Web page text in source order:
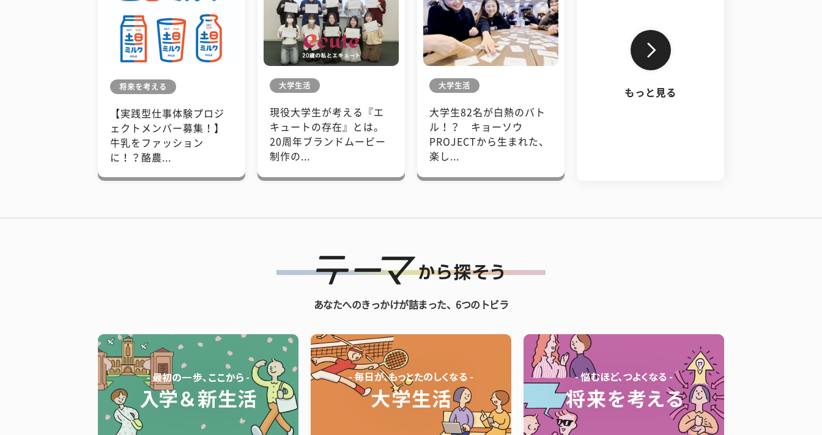
将来を考える
【実践型仕事体験プロジ
ェクトメンバー募集！】
牛乳をファッション
に！？酪農...
大学生活
現役大学生が考える『エ
キュートの存在』とは。
20周年ブランドムービー
制作の...
大学生活
大学生82名が白熱のバト
ル！？ キョーソウ
PROJECTから生まれた、
楽し...
もっと見る
あなたへのきっかけが詰まった、6つのトビラ